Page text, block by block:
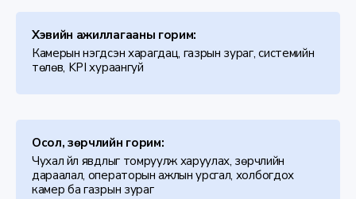
Хэвийн ажиллагааны горим:
Камерын нэгдсэн харагдац, газрын зураг, системийн
төлөв, KPI хураангуй
Осол, зөрчлийн горим:
Чухал үйл явдлыг томруулж харуулах, зөрчлийн
дараалал, операторын ажлын урсгал, холбогдох
камер ба газрын зураг